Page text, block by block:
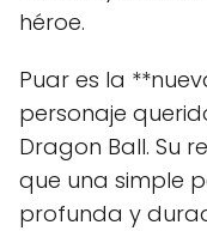
héroe.
Puar es la
personaje
Dragon Ball. Su
que una simple
profunda y